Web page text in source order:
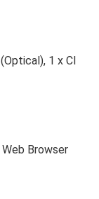
1 x CI
Web Browser